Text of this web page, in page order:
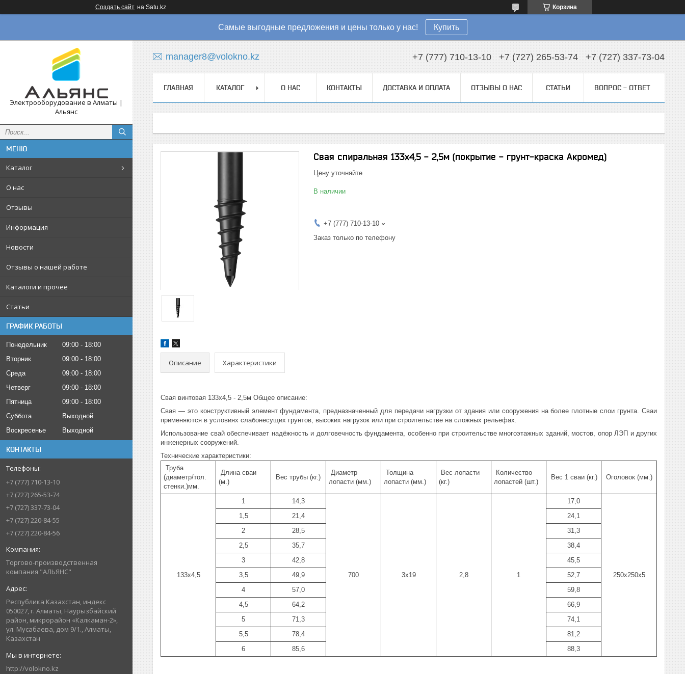
Создать сайт на Satu.kz Корзина
Самые выгодные предложения и цены только у нас! Купить
Электрооборудование в Алматы |
Альянс
Каталог
О нас
Отзывы
Информация
Новости
Отзывы о нашей работе
Каталоги и прочее
Статьи
ГРАФИК РАБОТЫ
Понедельник 09:00
18:00
Вторник
09:00
18:00
Среда
09:00
18:00
Четверг
09:00
18:00
Пятница
09:00
18:00
Суббота
Выходной
Воскресенье
Выходной
КОНТАКТЫ
+7 (777) 710-13-10
+7 (727) 265-53-74
+7 (727) 337-73-04
+7 (727) 220-84-55
+7 (727) 220-84-56
Торгово-производственная
компания "АЛЬЯНС"
Республика Казахстан, индекс
050027, г. Алматы, Наурызбайский
район, микрорайон «Калкаман-2»,
ул. Мусабаева, дом 9/1., Алматы,
Казахстан
http://volokno.kz
manager8@volokno.kz +7 (777) 710-13-10 +7 (727) 265-53-74 +7 (727) 337-73-04
ГЛАВНАЯ КАТАЛОГ О НАС КОНТАКТЫ ДОСТАВКА И ОПЛАТА ОТЗЫВЫ О НАС СТАТЬИ ВОПРОС - ОТВЕТ
Свая спиральная 133х4,5 - 2,5м (покрытие - грунт-краска Акромед)
Цену уточняйте
В наличии
+7 (777) 710-13-10
Заказ только по телефону
Описание Характеристики
Свая винтовая 133х4,5 - 2,5м Общее описание:
Свая — это конструктивный элемент фундамента, предназначенный для передачи нагрузки от здания или сооружения на более плотные слои грунта. Сваи
применяются в условиях слабонесущих грунтов, высоких нагрузок или при строительстве на сложных рельефах.
Использование свай обеспечивает надёжность и долговечность фундамента, особенно при строительстве многоэтажных зданий, мостов, опор ЛЭП и других
инженерных сооружений.
Технические характеристики:
Труба
(диаметр/тол.
стенки.)мм.
Длина сваи
(м.)
Вес трубы (кг.)
Диаметр
лопасти (мм.)
Толщина
лопасти (мм.)
Вес лопасти
(кг.)
Количество
лопастей (шт.)
Вес 1 сваи (кг.) Оголовок (мм.)
133х4,5
1 14,3
700 3х19 2,8 1
17,0
250х250х5
1,5 21,4
24,1
2
28,5
31,3
2,5
35,7
38,4
3
42,8
45,5
3,5
49,9
52,7
4
57,0
59,8
4,5
64,2
66,9
5
71,3
74,1
5,5
78,4
81,2
6
85,6 88,3